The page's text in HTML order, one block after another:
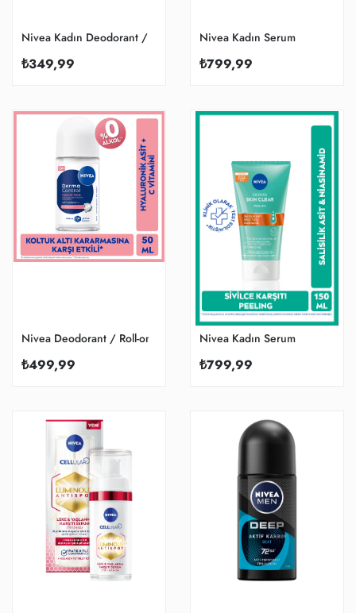
Nivea Kadın Deodorant / Roll-on
₺349,99
Nivea Kadın Serum
₺799,99
Nivea Deodorant / Roll-on
₺499,99
Nivea Kadın Serum
₺799,99